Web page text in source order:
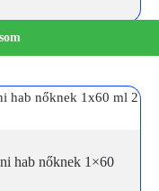
hab nőknek 1×60